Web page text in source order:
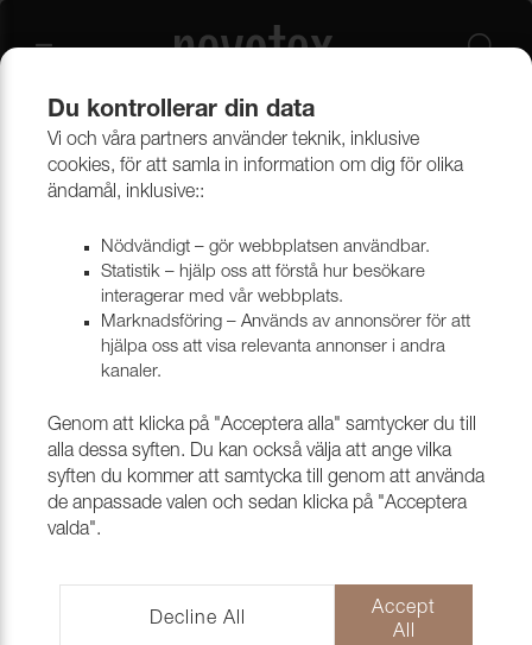
Beklädnadsmaterial Möbeltyger Alla möbeltyger
Du kontrollerar din data
Vi och våra partners använder teknik, inklusive
cookies, för att samla in information om dig för olika
ändamål, inklusive::
Nödvändigt – gör webbplatsen användbar.
Statistik – hjälp oss att förstå hur besökare
interagerar med vår webbplats.
Marknadsföring – Används av annonsörer för att
hjälpa oss att visa relevanta annonser i andra
kanaler.
Genom att klicka på "Acceptera alla" samtycker du till
alla dessa syften. Du kan också välja att ange vilka
syften du kommer att samtycka till genom att använda
de anpassade valen och sedan klicka på "Acceptera
valda".
Decline All
Accept
All